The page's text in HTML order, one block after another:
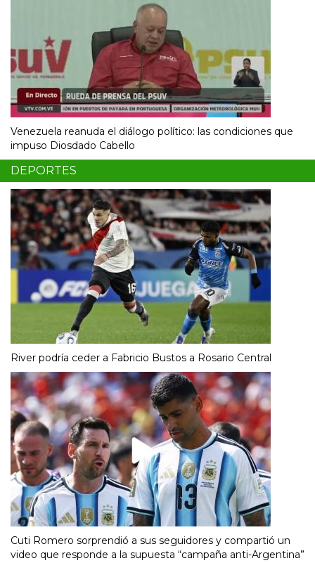
Venezuela reanuda el diálogo político: las condiciones que
impuso Diosdado Cabello
DEPORTES
River podría ceder a Fabricio Bustos a Rosario Central
Cuti Romero sorprendió a sus seguidores y compartió un
video que responde a la supuesta “campaña anti-Argentina”